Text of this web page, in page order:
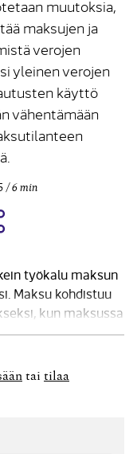
muutoksia,
maksujen ja
verojen
yleinen verojen
käyttö
vähentämään
6 min
on LinkedInviestinä
työkalu maksun
Maksu kohdistuu
kun maksussa
Maksua
riippuen siitä,
Esimerkiksi
maksettu
tai tilaa